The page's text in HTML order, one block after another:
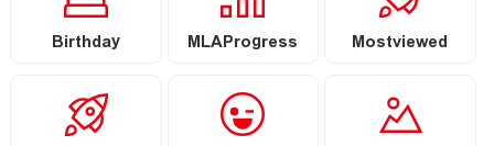
Birthday MLAProgress Mostviewed